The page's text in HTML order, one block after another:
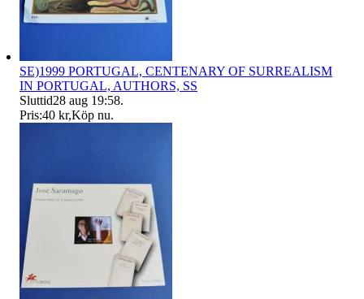
SE)1999 PORTUGAL, CENTENARY OF SURREALISM
IN PORTUGAL, AUTHORS, SS
Sluttid28 aug 19:58.
Pris:40 kr,Köp nu.